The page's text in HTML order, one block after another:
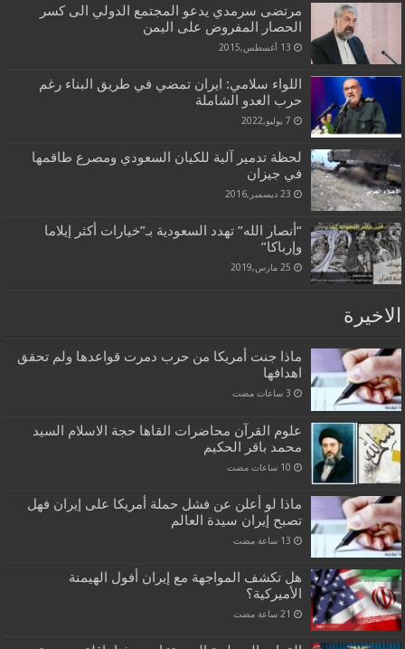
مرتضى سرمدي يدعو المجتمع الدولي الى كسر
الحصار المفروض على اليمن
13 أغسطس,2015
اللواء سلامي: ايران تمضي في طريق البناء رغم
حرب العدو الشاملة
7 يوليو,2022
لحظة تدمير آلية للكيان السعودي ومصرع طاقمها
في جيزان
23 ديسمبر,2016
“أنصار الله” تهدد السعودية بـ”خيارات أكثر إيلاما
وإرباكا”
25 مارس,2019
الاخيرة
ماذا جنت أمريكا من حرب دمرت قواعدها ولم تحقق
اهدافها
علوم القرآن محاضرات القاها حجة الاسلام السيد
محمد باقر الحكيم
ماذا لو أعلن عن فشل حملة أمريكا على إيران فهل
تصبح إيران سيدة العالم
هل تكشف المواجهة مع إيران أفول الهيمنة
الأميركية؟